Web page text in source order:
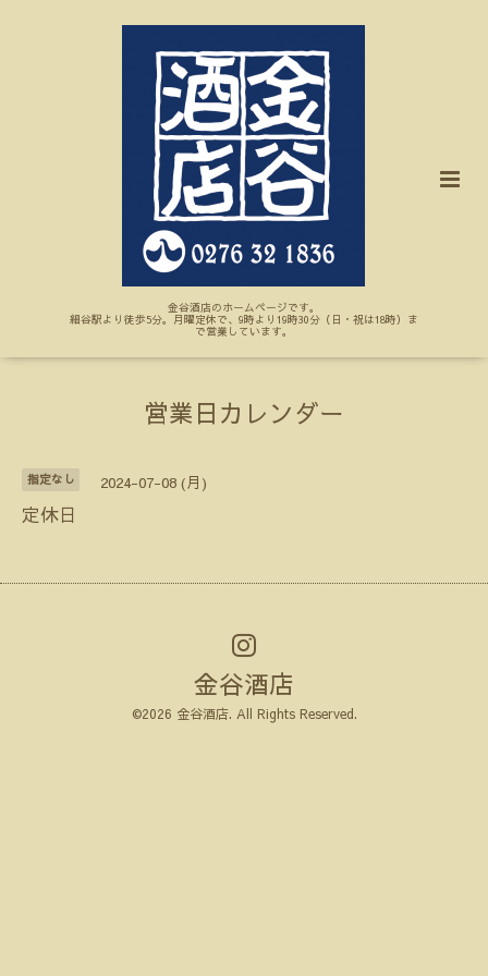
金谷酒店のホームページです。
細谷駅より徒歩5分。月曜定休で、9時より19時30分（日・祝は18時）ま
で営業しています。
営業日カレンダー
指定なし 2024-07-08 (月)
定休日
金谷酒店
©2026 金谷酒店. All Rights Reserved.